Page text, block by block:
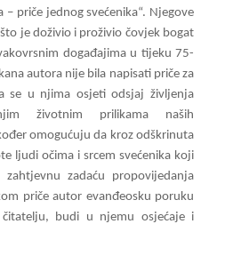
– priče jednog svećenika“. Njegove
je doživio i proživio čovjek bogat
događajima u tijeku 75-
autora nije bila napisati priče za
se u njima osjeti odsjaj življenja
životnim prilikama naših
omogućuju da kroz odškrinuta
ljudi očima i srcem svećenika koji
zadaću propovijedanja
priče autor evanđeosku poruku
čitatelju, budi u njemu osjećaje i